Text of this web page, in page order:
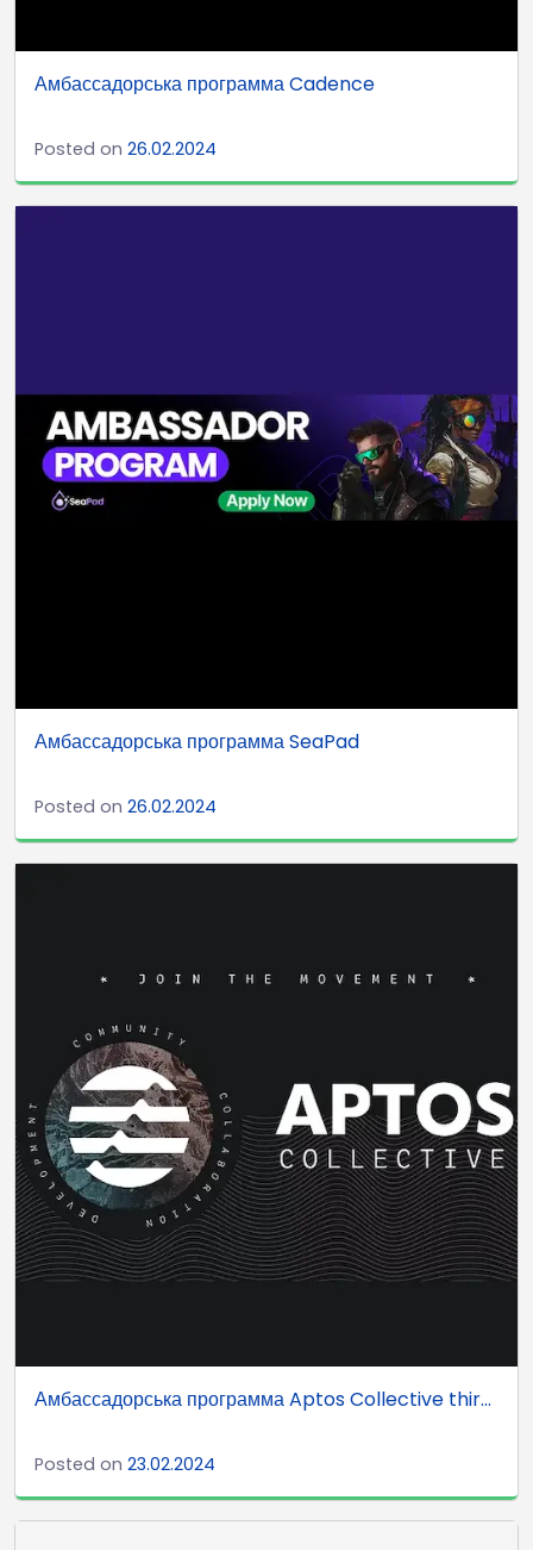
Амбассадорська программа Cadence
Posted on 26.02.2024
Амбассадорська программа SeaPad
Posted on 26.02.2024
Амбассадорська программа Aptos Collective thir...
Posted on 23.02.2024